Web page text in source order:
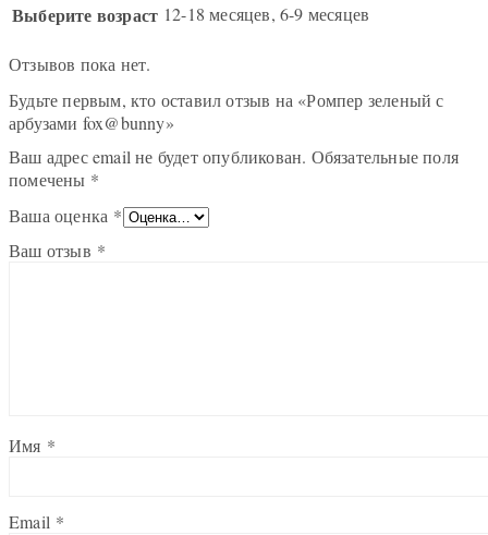
Выберите возраст 12-18 месяцев, 6-9 месяцев
Отзывов пока нет.
Будьте первым, кто оставил отзыв на «Ромпер зеленый с
арбузами fox@bunny»
Ваш адрес email не будет опубликован. Обязательные поля
помечены *
Ваша оценка *
Ваш отзыв *
Имя *
Email *